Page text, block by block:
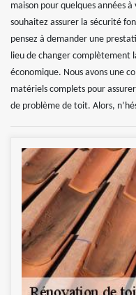
maison pour quelques années
souhaitez assurer la sécurité
pensez à demander une
lieu de changer
économique. Nous avons une
matériels complets pour
de problème de toit. Alors,